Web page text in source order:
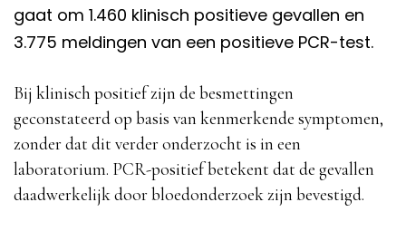
gaat om 1.460 klinisch positieve gevallen en
3.775 meldingen van een positieve PCR-test.
Bij klinisch positief zijn de besmettingen
geconstateerd op basis van kenmerkende symptomen,
zonder dat dit verder onderzocht is in een
laboratorium. PCR-positief betekent dat de gevallen
daadwerkelijk door bloedonderzoek zijn bevestigd.